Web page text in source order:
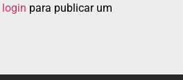
login para publicar um